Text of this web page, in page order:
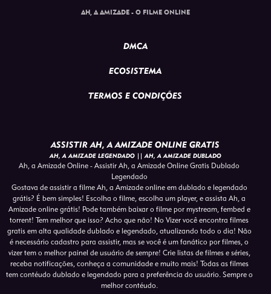
AH, A AMIZADE - O FILME ONLINE
DMCA
ECOSISTEMA
TERMOS E CONDIÇÕES
ASSISTIR AH, A AMIZADE ONLINE GRATIS
AH, A AMIZADE LEGENDADO || AH, A AMIZADE DUBLADO
Ah, a Amizade Online - Assistir Ah, a Amizade Online Gratis Dublado
Legendado
Gostava de assistir a filme Ah, a Amizade online em dublado e legendado
grátis? É bem simples! Escolha o filme, escolha um player, e assista Ah, a
Amizade online grátis! Pode também baixar o filme por mystream, fembed e
torrent! Tem melhor que isso? Acho que não! No Vizer você encontra filmes
gratis em alta qualidade dublado e legendado, atualizando todo o dia! Não
é necessário cadastro para assistir, mas se você é um fanático por filmes, o
vizer tem o melhor painel de usuário de sempre! Crie listas de filmes e séries,
receba notificações, conheça a comunidade e muito mais! Todas as filmes
tem contéudo dublado e legendado para a preferência do usuário. Sempre o
melhor contéudo.